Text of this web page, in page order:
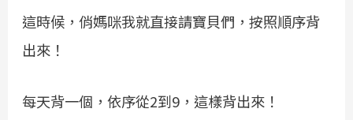
這時候，俏媽咪我就直接請寶貝們，按照順序背
出來！
每天背一個，依序從2到9，這樣背出來！